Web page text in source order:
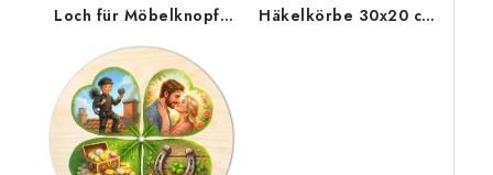
Loch für Möbelknopf -
Kleeblatt für Glück
Häkelkörbe 30x20 cm,